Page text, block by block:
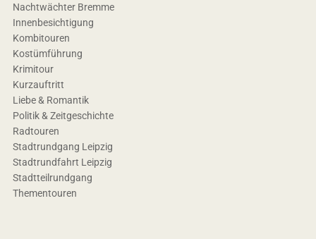
Nachtwächter Bremme
Innenbesichtigung
Kombitouren
Kostümführung
Krimitour
Kurzauftritt
Liebe & Romantik
Politik & Zeitgeschichte
Radtouren
Stadtrundgang Leipzig
Stadtrundfahrt Leipzig
Stadtteilrundgang
Thementouren